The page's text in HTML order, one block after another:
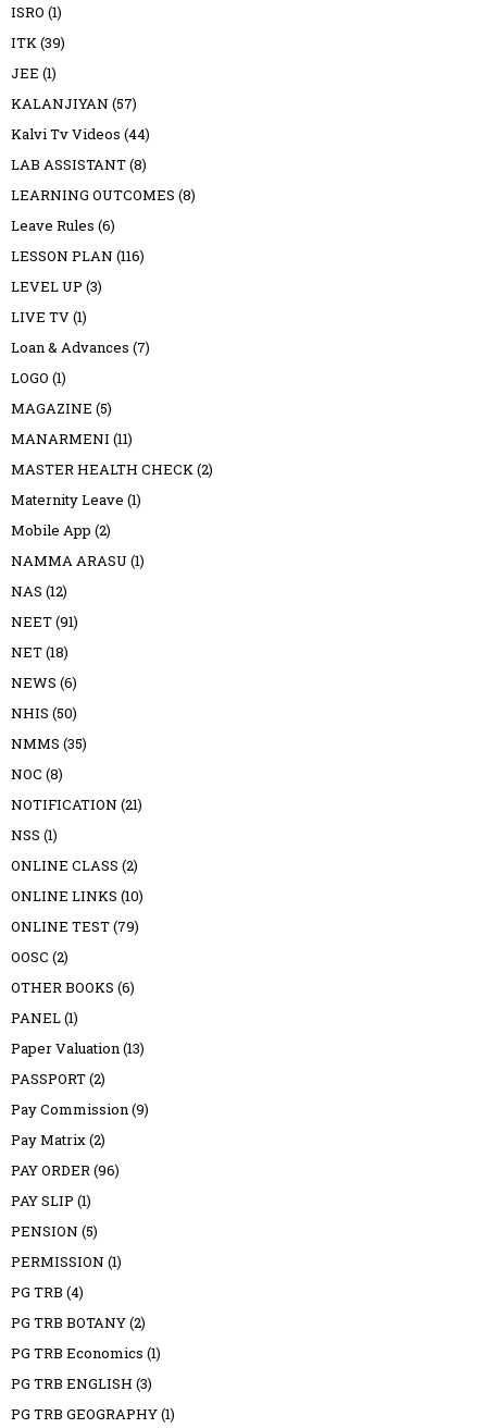
ISRO (1)
ITK(39)
JEE (1)
KALANJIYAN (57)
Kalvi Tv Videos (44)
LAB ASSISTANT(8)
LEARNING OUTCOMES (8)
Leave Rules (6)
LESSON PLAN (116)
LEVEL UP (3)
LIVE TV(1)
Loan & Advances (7)
LOGO (1)
MAGAZINE (5)
MANARMENI (11)
MASTER HEALTH CHECK(2)
Maternity Leave (1)
Mobile App (2)
NAMMA ARASU (1)
NAS (12)
NEET(91)
NET(18)
NEWS (6)
NHIS (50)
NMMS (35)
NOC (8)
NOTIFICATION (21)
NSS (1)
ONLINE CLASS (2)
ONLINE LINKS (10)
ONLINE TEST(79)
OOSC (2)
OTHER BOOKS (6)
PANEL(1)
Paper Valuation(13)
PASSPORT(2)
Pay Commission(9)
Pay Matrix(2)
PAY ORDER(96)
PAY SLIP (1)
PENSION (5)
PERMISSION (1)
PG TRB (4)
PG TRB BOTANY(2)
PG TRB Economics (1)
PG TRB ENGLISH (3)
PG TRB GEOGRAPHY(1)